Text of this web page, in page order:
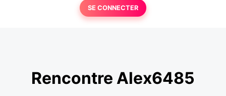
SE CONNECTER
Rencontre Alex6485